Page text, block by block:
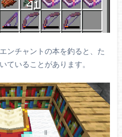
ンチャントの本を釣ると、た
ていることがあります。